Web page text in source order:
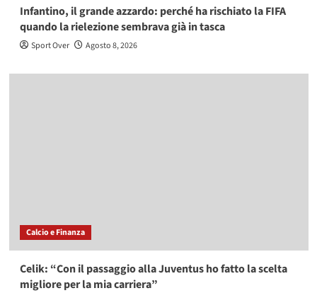
Infantino, il grande azzardo: perché ha rischiato la FIFA
quando la rielezione sembrava già in tasca
Sport Over Agosto 8, 2026
Calcio e Finanza
Celik: “Con il passaggio alla Juventus ho fatto la scelta
migliore per la mia carriera”